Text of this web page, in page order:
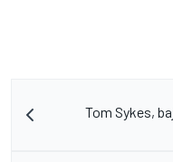
Tom Sykes,